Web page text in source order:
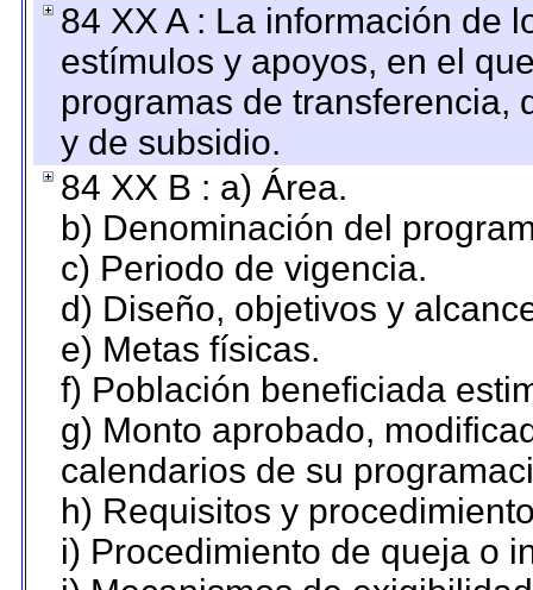
84 XX A : La información de
estímulos y apoyos, en el
programas de transferencia,
y de subsidio.
84 XX B : a) Área.
b) Denominación del
c) Periodo de vigencia.
d) Diseño, objetivos y
e) Metas físicas.
f) Población beneficiada
g) Monto aprobado,
calendarios de su
h) Requisitos y
i) Procedimiento de queja o